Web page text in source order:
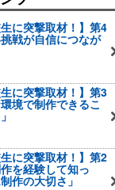
生に突撃取材！】第4
戦が自信につなが
生に突撃取材！】第3
境で制作できるこ
生に突撃取材！】第2
を経験して知っ
作の大切さ」